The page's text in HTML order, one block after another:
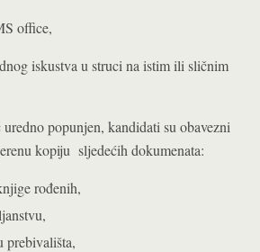
office,
iskustva u struci na istim ili sličnim
popunjen, kandidati su obavezni
kopiju sljedećih dokumenata:
rođenih,
prebivališta,